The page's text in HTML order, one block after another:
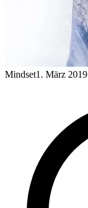
Mindset1. März 2019